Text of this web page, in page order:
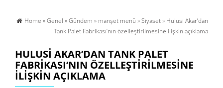
Home »Genel »Gündem » manşet menü »Siyaset» Hulusi Akar’dan
Tank Palet Fabrikası’nın özelleştirilmesine ilişkin açıklama
HULUSI AKAR’DAN TANK PALET
FABRIKASI’NIN ÖZELLEŞTIRILMESINE
ILIŞKIN AÇIKLAMA